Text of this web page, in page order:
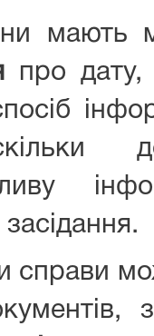
мають
про дату,
справи